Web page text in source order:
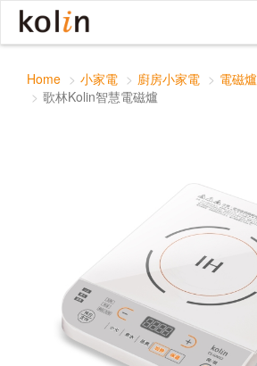
歌林Kolin智慧電磁爐
Home 小家電 廚房小家電
電磁爐
歌林Kolin智慧電磁爐